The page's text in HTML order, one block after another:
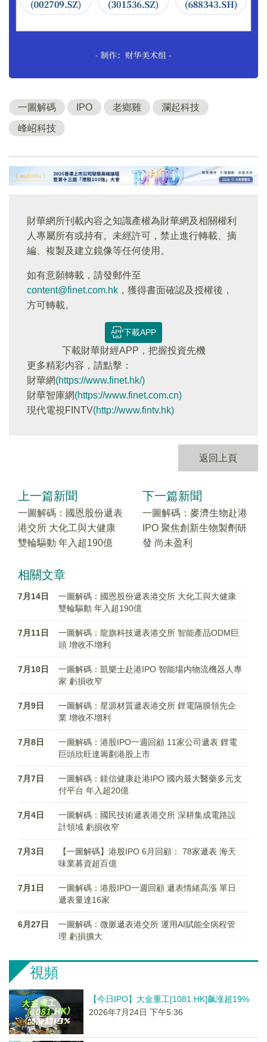
一圖解碼 IPO 老鄉雞 瀾起科技
峰岹科技
財華網所刊載內容之知識產權為財華網及相關權利
人專屬所有或持有。未經許可，禁止進行轉載、摘
編、複製及建立鏡像等任何使用。
如有意願轉載，請發郵件至
content@finet.com.hk ，獲得書面確認及授權後，
方可轉載。
下載APP
下載財華財經APP，把握投資先機
更多精彩内容，請點擊：
財華網(https://www.finet.hk/)
財華智庫網(https://www.finet.com.cn)
現代電視FINTV(http://www.fintv.hk)
返回上頁
上一篇新聞
一圖解碼：國恩股份遞表
港交所 大化工與大健康
雙輪驅動 年入超190億
下一篇新聞
一圖解碼：麥濟生物赴港
IPO 聚焦創新生物製劑研
發 尚未盈利
相關文章
7月14日
一圖解碼：國恩股份遞表港交所 大化工與大健康
雙輪驅動 年入超190億
7月11日
一圖解碼：龍旗科技遞表港交所 智能產品ODM巨
頭 增收不增利
7月10日
一圖解碼：凱樂士赴港IPO 智能場内物流機器人專
家 虧損收窄
7月9日
一圖解碼：星源材質遞表港交所 鋰電隔膜領先企
業 增收不增利
7月8日
一圖解碼：港股IPO一週回顧 11家公司遞表 鋰電
巨頭欣旺達籌劃港股上市
7月7日
一圖解碼：鎂信健康赴港IPO 國内最大醫藥多元支
付平台 年入超20億
7月4日
一圖解碼：國民技術遞表港交所 深耕集成電路設
計領域 虧損收窄
7月3日
【一圖解碼】港股IPO 6月回顧： 78家遞表 海天
味業募資超百億
7月1日
一圖解碼：港股IPO一週回顧 遞表情緒高漲 單日
遞表量達16家
6月27日
一圖解碼：微脈遞表港交所 運用AI賦能全病程管
理 虧損擴大
視頻
【今日IPO】大金重工[1081.HK]飙涨超19%
2026年7月24日 下午5:36